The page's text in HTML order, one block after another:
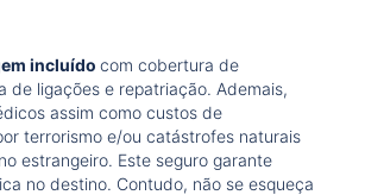
incluído com cobertura de
de ligações e repatriação. Ademais,
assim como custos de
terrorismo e/ou catástrofes naturais
estrangeiro. Este seguro garante
no destino. Contudo, não se esqueça